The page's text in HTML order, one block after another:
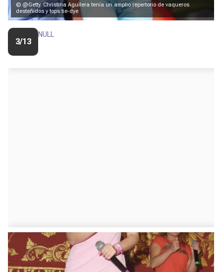
© @Getty. Christina Aguilera tenía un amplio repertorio de vaqueros
desteñidos y tops tie-dye
3/13
NULL